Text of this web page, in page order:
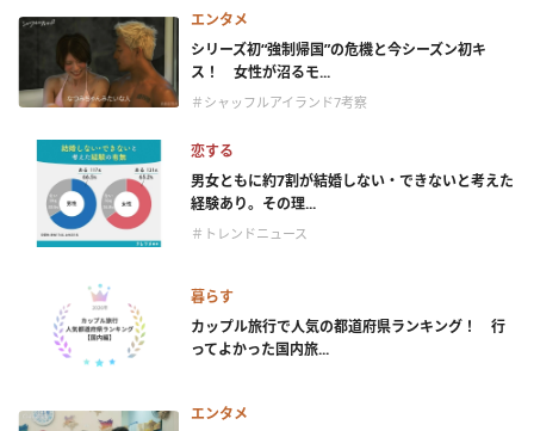
エンタメ
シリーズ初“強制帰国”の危機と今シーズン初キ
ス！ 女性が沼るモ...
＃シャッフルアイランド7考察
恋する
男女ともに約7割が結婚しない・できないと考えた
経験あり。その理...
＃トレンドニュース
暮らす
カップル旅行で人気の都道府県ランキング！ 行
ってよかった国内旅...
エンタメ